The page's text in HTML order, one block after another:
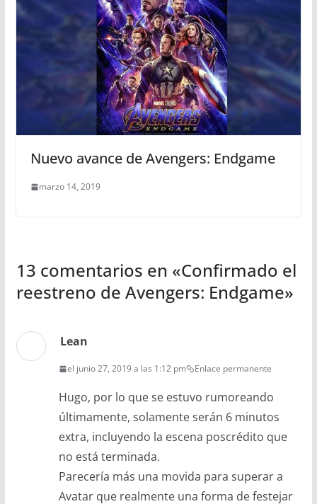
Nuevo avance de Avengers: Endgame
marzo 14, 2019
13 comentarios en «Confirmado el
reestreno de Avengers: Endgame»
Lean
el junio 27, 2019 a las 1:12 pm Enlace permanente
Hugo, por lo que se estuvo rumoreando
últimamente, solamente serán 6 minutos
extra, incluyendo la escena poscrédito que
no está terminada.
Parecería más una movida para superar a
Avatar que realmente una forma de festejar